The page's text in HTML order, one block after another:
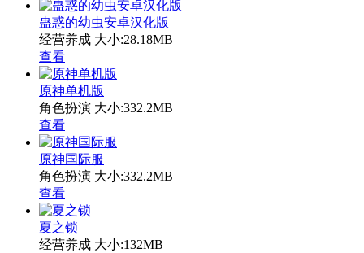
蛊惑的幼虫安卓汉化版
经营养成 大小:28.18MB
查看
原神单机版
角色扮演 大小:332.2MB
查看
原神国际服
角色扮演 大小:332.2MB
查看
夏之锁
经营养成 大小:132MB